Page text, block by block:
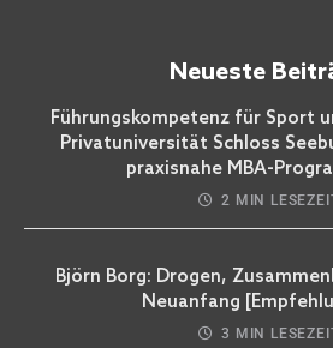
Neueste
Führungskompetenz für Sport
Privatuniversität Schloss
praxisnahe MBA-
2 MIN
Björn Borg: Drogen,
Neuanfang
3 MIN